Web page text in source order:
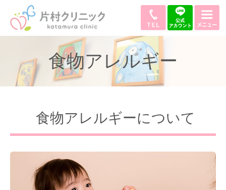
食物アレルギー
食物アレルギーについて